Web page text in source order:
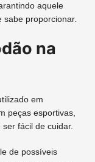
aquele
sabe proporcionar.
na
em
peças esportivas,
fácil de cuidar.
de possíveis